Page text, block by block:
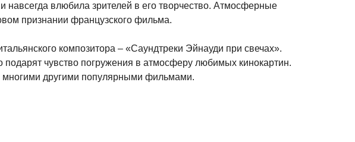
влюбила зрителей в его творчество. Атмосферные
признании французского фильма.
композитора – «Саундтреки Эйнауди при свечах».
чувство погружения в атмосферу любимых кинокартин.
многими другими популярными фильмами.